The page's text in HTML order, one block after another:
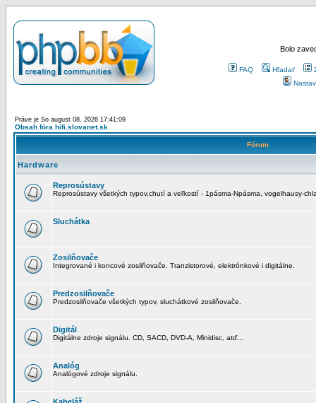
Bolo
FAQ Hľadať
Práve je So august 08, 2026 17:41:09
Obsah fóra hifi.slovanet.sk
Fórum
Hardware
Reprosústavy
Reprosústavy všetkých typov,chutí a veľkostí - 1pásma-Npásma, vogelhausy-
Sluchátka
Zosilňovače
Integrované i koncové zosilňovače. Tranzistorové, elektrónkové i digitálne.
Predzosilňovače
Predzosilňovače všetkých typov, sluchátkové zosilňovače.
Digitál
Digitálne zdroje signálu. CD, SACD, DVD-A, Minidisc, atď...
Analóg
Analógové zdroje signálu.